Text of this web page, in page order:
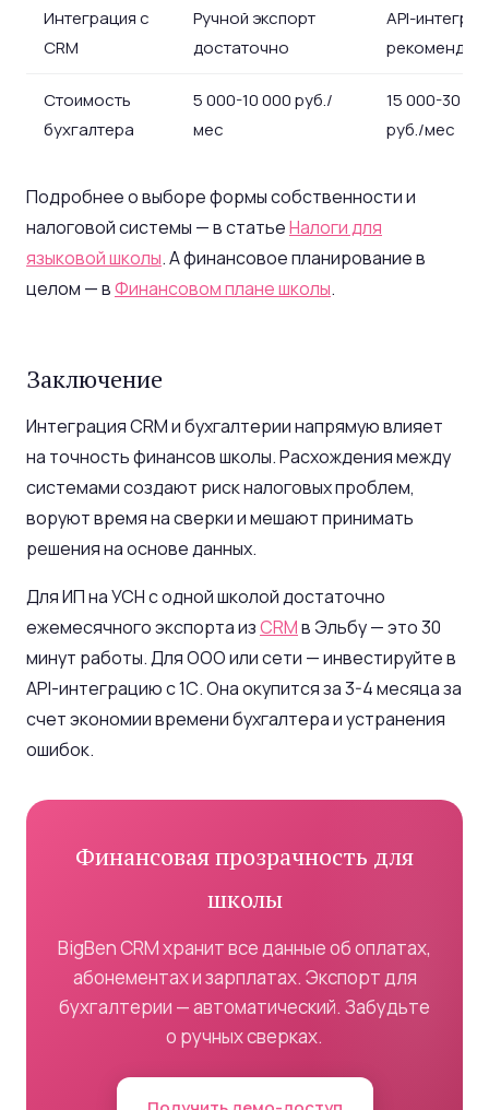
Интеграция с
CRM
Ручной экспорт
достаточно
API-
Стоимость
бухгалтера
5 000-10 000 руб./
мес
15 000-30
руб./мес
Подробнее о выборе формы собственности и
налоговой системы — в статьеНалоги для
языковой школы. А финансовое планирование в
целом — вФинансовом плане школы.
Заключение
Интеграция CRM и бухгалтерии напрямую влияет
на точность финансов школы. Расхождения между
системами создают риск налоговых проблем,
воруют время на сверки и мешают принимать
решения на основе данных.
Для ИП на УСН с одной школой достаточно
ежемесячного экспорта изCRMв Эльбу — это 30
минут работы. Для ООО или сети — инвестируйте в
API-интеграцию с 1С. Она окупится за 3-4 месяца за
счет экономии времени бухгалтера и устранения
ошибок.
Финансовая прозрачность для
школы
BigBen CRM хранит все данные об оплатах,
абонементах и зарплатах. Экспорт для
бухгалтерии — автоматический. Забудьте
о ручных сверках.